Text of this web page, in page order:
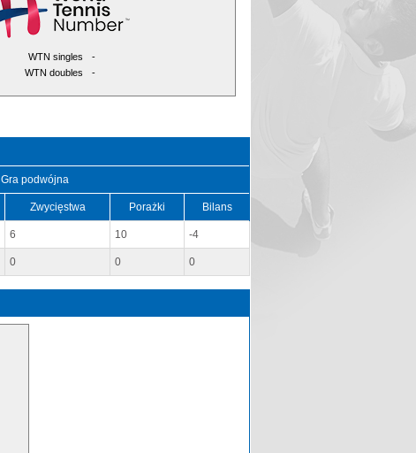
WTN singles
-
WTN doubles
-
Gra podwójna
Zwycięstwa Porażki Bilans
6 10 -4
0 0 0